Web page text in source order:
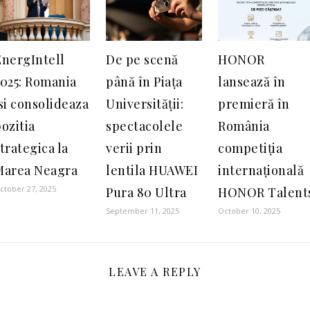
Romania
consolideaza
la
Neagra
27, 2025
De pe scenă
până în Piața
Universității:
spectacolele
verii prin
lentila HUAWEI
Pura 80 Ultra
September 11, 2025
HONOR
lansează în
premieră în
România
competiția
internațională
HONOR
October 10, 2025
LEAVE A REPLY